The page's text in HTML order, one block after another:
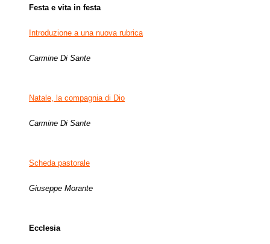
Festa e vita in festa
Introduzione a una nuova rubrica
Carmine Di Sante
Natale, la compagnia di Dio
Carmine Di Sante
Scheda pastorale
Giuseppe Morante
Ecclesia